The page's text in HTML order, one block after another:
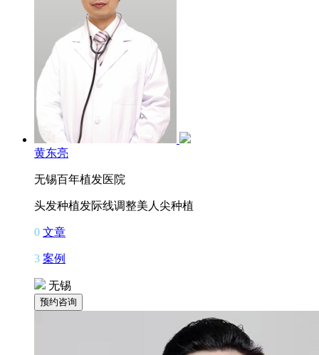
黄东亮
无锡百年植发医院
头发种植发际线调整美人尖种植
0 文章
3 案例
无锡